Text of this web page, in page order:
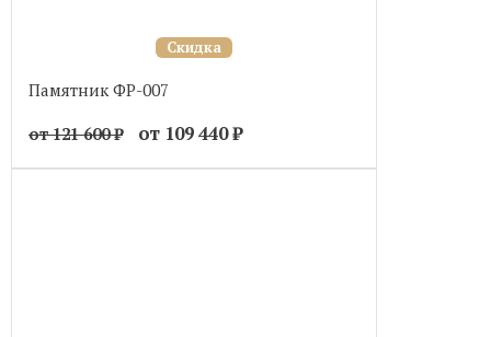
Скидка
Памятник ФР-007
от 121 600₽ от 109 440₽